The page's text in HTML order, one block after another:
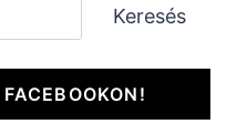
Keresés